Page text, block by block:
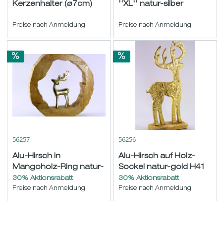
Kerzenhalter (ø7cm)
T8cm
Preise nach Anmeldung.
''XL'' natur-silber
Preise nach Anmeldung.
56257
Alu-Hirsch in
Mangoholz-Ring natur-
gold H28,5 B27cm
30% Aktionsrabatt
Preise nach Anmeldung.
56256
Alu-Hirsch auf Holz-
Sockel natur-gold H41
B20cm
30% Aktionsrabatt
Preise nach Anmeldung.